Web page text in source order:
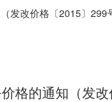
发改价格〔2015〕
格的通知（发改